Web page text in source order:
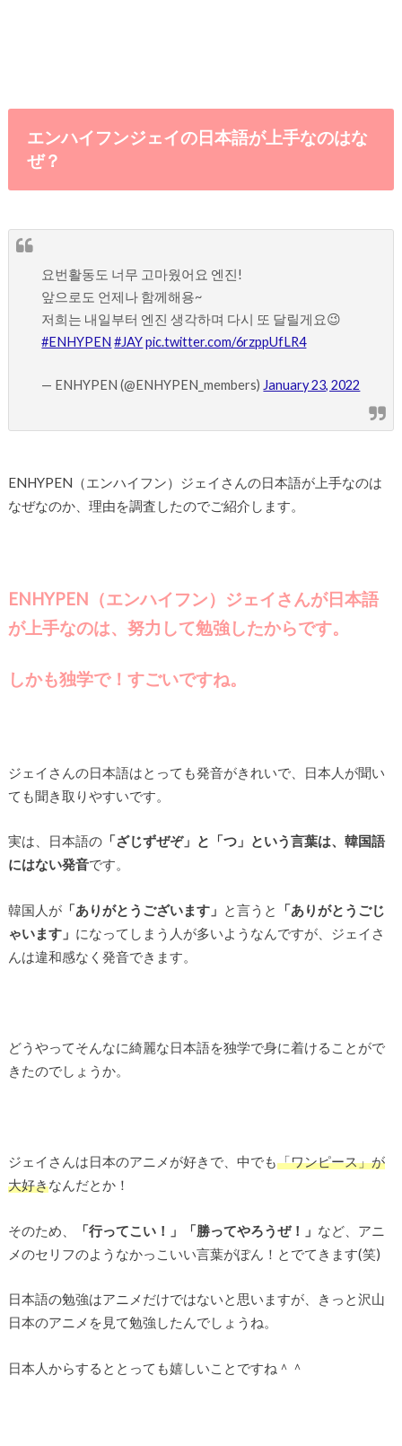
エンハイフンジェイの日本語が上手なのはな
ぜ？
요번활동도 너무 고마웠어요 엔진!
앞으로도 언제나 함께해용~
저희는 내일부터 엔진 생각하며 다시 또 달릴게요😉
#ENHYPEN #JAY pic.twitter.com/6rzppUfLR4
— ENHYPEN (@ENHYPEN_members) January 23, 2022
ENHYPEN（エンハイフン）ジェイさんの日本語が上手なのは
なぜなのか、理由を調査したのでご紹介します。
ENHYPEN（エンハイフン）ジェイさんが日本語
が上手なのは、努力して勉強したからです。
しかも独学で！すごいですね。
ジェイさんの日本語はとっても発音がきれいで、日本人が聞い
ても聞き取りやすいです。
実は、日本語の「ざじずぜぞ」と「つ」という言葉は、韓国語
にはない発音です。
韓国人が「ありがとうございます」 と言うと
「ありがとうごじ
ゃいます」 になってしまう人が多いようなんですが、ジェイさ
んは違和感なく発音できます。
どうやってそんなに綺麗な日本語を独学で身に着けることがで
きたのでしょうか。
ジェイさんは日本のアニメが好きで、中でも「ワンピース」が
大好きなんだとか！
そのため、 「行ってこい！」「勝ってやろうぜ！」 など、アニ
メのセリフのようなかっこいい言葉がぽん！とでてきます(笑)
日本語の勉強はアニメだけではないと思いますが、きっと沢山
日本のアニメを見て勉強したんでしょうね。
日本人からするととっても嬉しいことですね＾＾